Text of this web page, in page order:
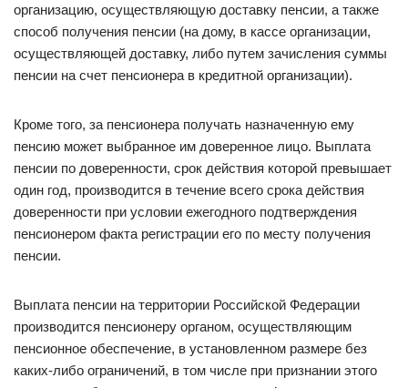
организацию, осуществляющую доставку пенсии, а также
способ получения пенсии (на дому, в кассе организации,
осуществляющей доставку, либо путем зачисления суммы
пенсии на счет пенсионера в кредитной организации).
Кроме того, за пенсионера получать назначенную ему
пенсию может выбранное им доверенное лицо. Выплата
пенсии по доверенности, срок действия которой превышает
один год, производится в течение всего срока действия
доверенности при условии ежегодного подтверждения
пенсионером факта регистрации его по месту получения
пенсии.
Выплата пенсии на территории Российской Федерации
производится пенсионеру органом, осуществляющим
пенсионное обеспечение, в установленном размере без
каких-либо ограничений, в том числе при признании этого